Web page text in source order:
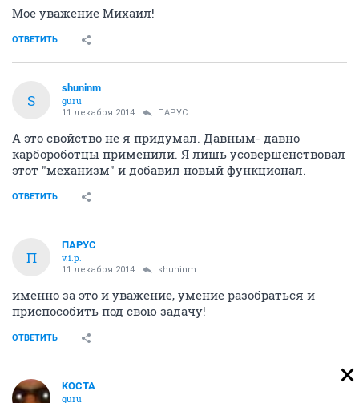
Мое уважение Михаил!
ОТВЕТИТЬ
S
shuninm
guru
11 декабря 2014 ПАРУС
А это свойство не я придумал. Давным- давно
карбороботцы применили. Я лишь усовершенствовал
этот "механизм" и добавил новый функционал.
ОТВЕТИТЬ
П
ПАРУС
v.i.p.
11 декабря 2014 shuninm
именно за это и уважение, умение разобраться и
приспособить под свою задачу!
ОТВЕТИТЬ
KOCTA
guru